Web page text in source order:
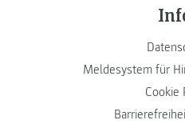
Meldesystem für
Cookie